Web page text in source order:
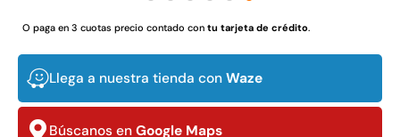
O paga en 3 cuotas precio contado con tu tarjeta de crédito.
Llega a nuestra tienda con Waze
Búscanos en Google Maps
$5.987.128
$3.790.990
densidad 35mm Rollo
4,57*30,48mts
$2.892.120